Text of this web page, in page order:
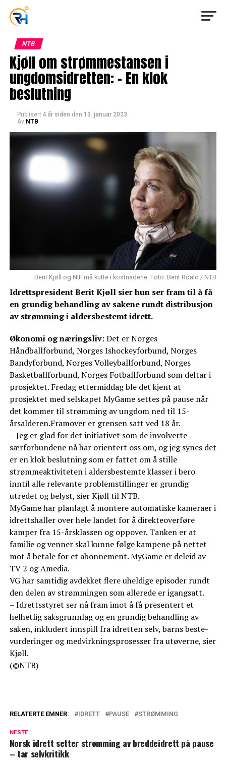
NTB
Kjøll om strømmestansen i
ungdomsidretten: – En klok
beslutning
Publisert 4 år siden den 13. januar 2023
Av NTB
Berit Kjøll og NIF må kutte i kostnadene. Foto: Berit Roald / NTB
Idrettspresident Berit Kjøll sier hun ser fram til å få
en grundig behandling av sakene rundt distribusjon
av strømming i aldersbestemt idrett.
Økonomi og næringsliv: Det er Norges
Håndballforbund, Norges Ishockeyforbund, Norges
Bandyforbund, Norges Volleyballforbund, Norges
Basketballforbund, Norges Fotballforbund som deltar i
prosjektet. Fredag ettermiddag ble det kjent at
prosjektet med selskapet MyGame settes på pause når
det kommer til strømming av ungdom ned til 15-
årsalderen.Framover er grensen satt ved 18 år.
– Jeg er glad for det initiativet som de involverte
særforbundene nå har orientert oss om, og jeg synes det
er en klok beslutning som er fattet om å stille
strømmeaktiviteten i aldersbestemte klasser i bero
inntil alle relevante problemstillinger er grundig
utredet og belyst, sier Kjøll til NTB.
MyGame har planlagt å montere automatiske kameraer i
idrettshaller over hele landet for å direkteoverføre
kamper fra 15-årsklassen og oppover. Tanken er at
familie og venner skal kunne følge kampene på nettet
mot å betale for et abonnement. MyGame er deleid av
TV 2 og Amedia.
VG har samtidig avdekket flere uheldige episoder rundt
den delen av strømmingen som allerede er igangsatt.
– Idrettsstyret ser nå fram imot å få presentert et
helhetlig saksgrunnlag og en grundig behandling av
saken, inkludert innspill fra idretten selv, barns beste-
vurderinger og medvirkningsprosesser fra utøverne, sier
Kjøll.
(©NTB)
RELATERTE EMNER: IDRETT PAUSE STRØMMING
NESTE
Norsk idrett setter strømming av breddeidrett på pause
– tar selvkritikk